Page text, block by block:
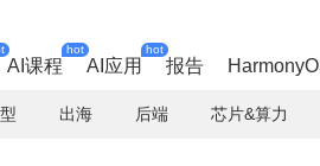
AI课程
hot
AI应用
hot
报告
出海 后端 芯片&算力